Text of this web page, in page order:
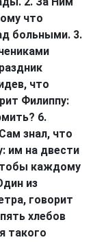
что
больными. 3.
что
Филиппу:
6.
знал, что
им на двести
каждому
из
говорит
хлебов
такого